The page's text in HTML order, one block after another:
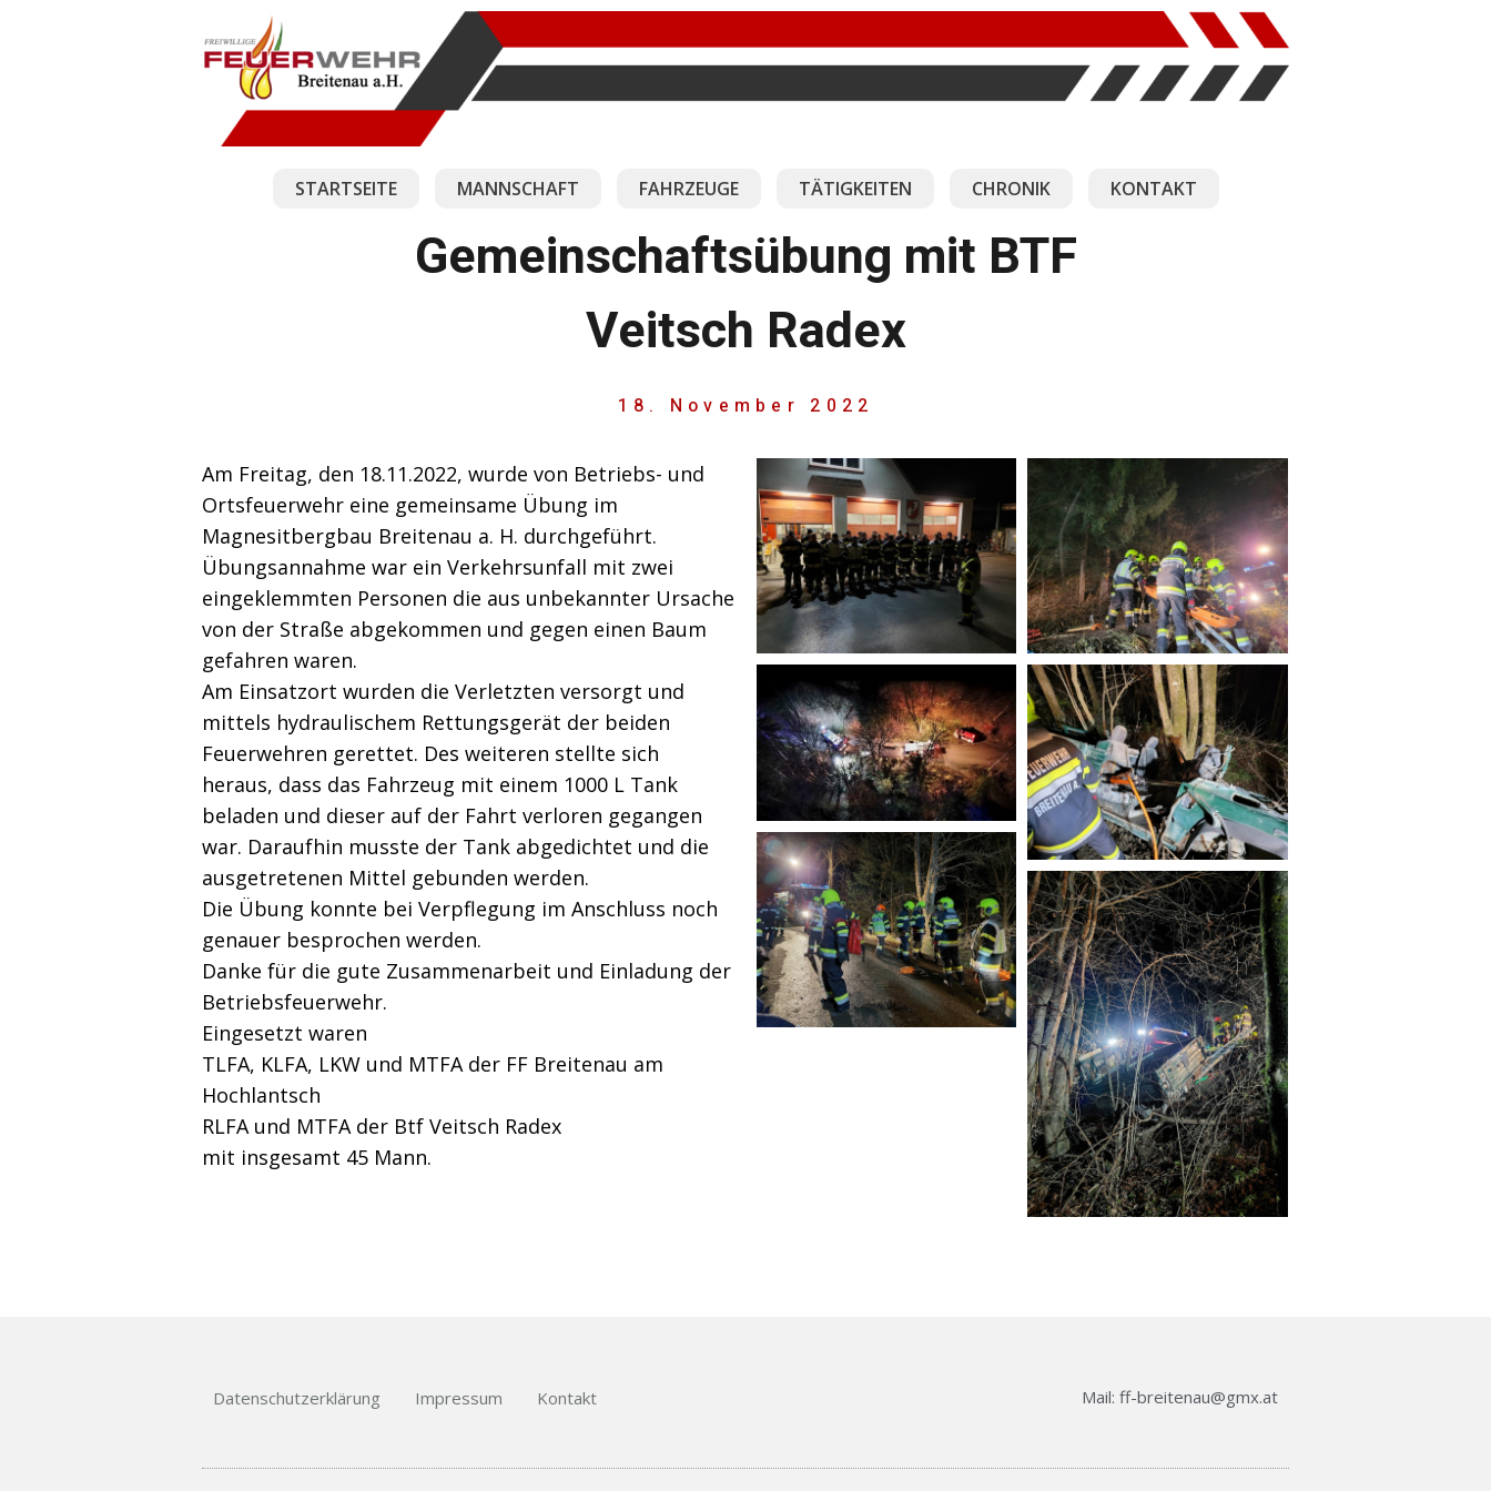
STARTSEITE MANNSCHAFT FAHRZEUGE TÄTIGKEITEN CHRONIK KONTAKT
Gemeinschaftsübung mit BTF
Veitsch Radex
18. November 2022
Am Freitag, den 18.11.2022, wurde von Betriebs- und
Ortsfeuerwehr eine gemeinsame Übung im
Magnesitbergbau Breitenau a. H. durchgeführt.
Übungsannahme war ein Verkehrsunfall mit zwei
eingeklemmten Personen die aus unbekannter Ursache
von der Straße abgekommen und gegen einen Baum
gefahren waren.
Am Einsatzort wurden die Verletzten versorgt und
mittels hydraulischem Rettungsgerät der beiden
Feuerwehren gerettet. Des weiteren stellte sich
heraus, dass das Fahrzeug mit einem 1000 L Tank
beladen und dieser auf der Fahrt verloren gegangen
war. Daraufhin musste der Tank abgedichtet und die
ausgetretenen Mittel gebunden werden.
Die Übung konnte bei Verpflegung im Anschluss noch
genauer besprochen werden.
Danke für die gute Zusammenarbeit und Einladung der
Betriebsfeuerwehr.
Eingesetzt waren
TLFA, KLFA, LKW und MTFA der FF Breitenau am
Hochlantsch
RLFA und MTFA der Btf Veitsch Radex
mit insgesamt 45 Mann.
Datenschutzerklärung Impressum Kontakt Mail: ff-breitenau@gmx.at